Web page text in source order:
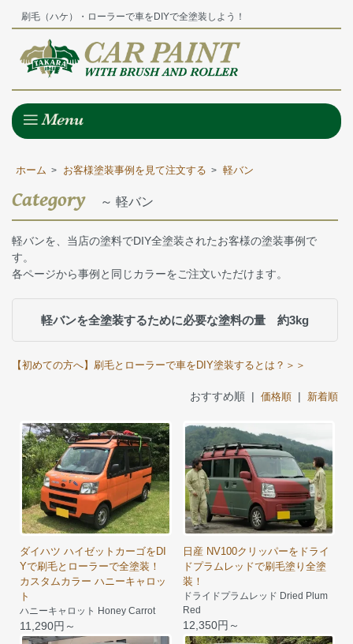
刷毛（ハケ）・ローラーで車をDIYで全塗装しよう！
ホーム > お客様塗装事例を見て注文する > 軽バン
Category ～ 軽バン
軽バンを、当店の塗料でDIY全塗装されたお客様の塗装事例で
す。
各ページから事例と同じカラーをご注文いただけます。
軽バンを全塗装するために必要な塗料の量 約3kg
【初めての方へ】刷毛とローラーで車をDIY塗装するとは？＞＞
おすすめ順 | 価格順| 新着順
ダイハツ ハイゼットカーゴをDI
Yで刷毛とローラーで全塗装！
カスタムカラー ハニーキャロッ
ト
ハニーキャロット Honey Carrot
11,290円～
日産 NV100クリッパーをドライ
ドプラムレッドで刷毛塗り全塗
装！
ドライドプラムレッド Dried Plum
Red
12,350円～